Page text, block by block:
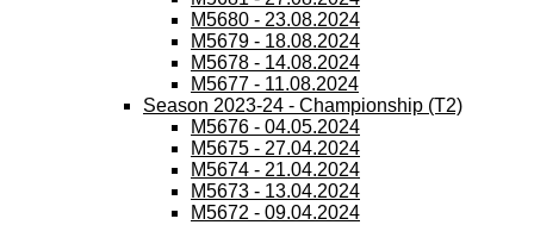
M5680 - 23.08.2024
M5679 - 18.08.2024
M5678 - 14.08.2024
M5677 - 11.08.2024
Season 2023-24 - Championship (T2)
M5676 - 04.05.2024
M5675 - 27.04.2024
M5674 - 21.04.2024
M5673 - 13.04.2024
M5672 - 09.04.2024